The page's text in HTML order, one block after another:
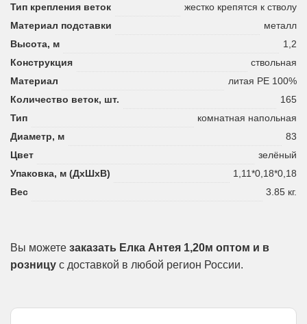
Тип крепления веток
жестко крепятся к стволу
Материал подставки
металл
Высота, м
1,2
Конструкция
ствольная
Материал
литая PE 100%
Количество веток, шт.
165
Тип
комнатная напольная
Диаметр, м
83
Цвет
зелёный
Упаковка, м (ДхШхВ)
1,11*0,18*0,18
Вес
3.85 кг.
Вы можете заказать Елка Антея 1,20м оптом и в
розницу с доставкой в любой регион России.